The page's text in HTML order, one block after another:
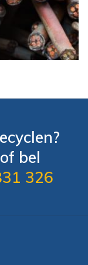
of bel
326